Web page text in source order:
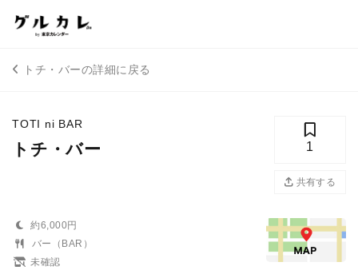
トチ・バーの詳細に戻る
TOTI ni BAR
トチ・バー 1
共有する
約6,000円
バー（BAR）
未確認